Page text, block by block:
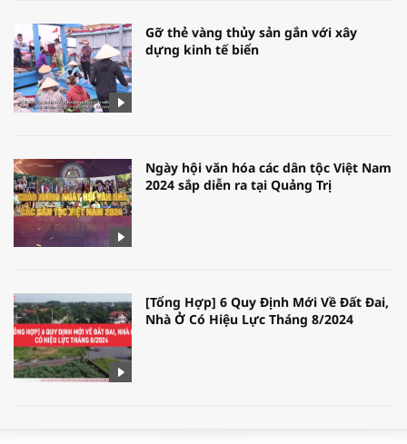
Gỡ thẻ vàng thủy sản gắn với xây
dựng kinh tế biển
Ngày hội văn hóa các dân tộc Việt Nam
2024 sắp diễn ra tại Quảng Trị
[Tổng Hợp] 6 Quy Định Mới Về Đất Đai,
Nhà Ở Có Hiệu Lực Tháng 8/2024